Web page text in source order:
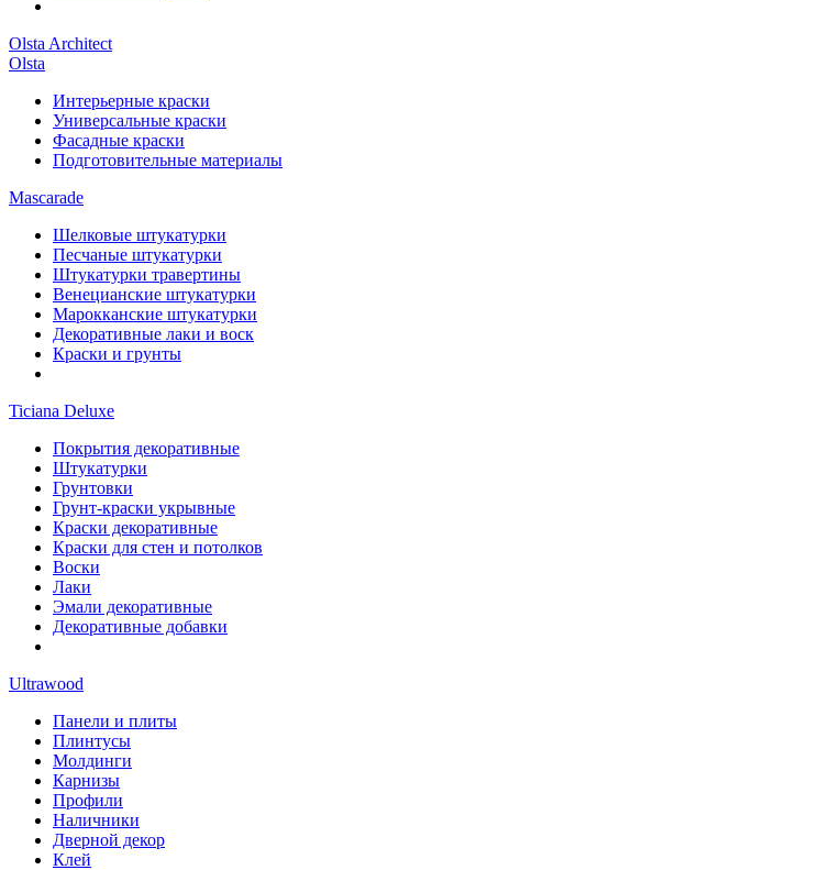
Olsta Architect
Olsta
Интерьерные краски
Универсальные краски
Фасадные краски
Подготовительные материалы
Mascarade
Шелковые штукатурки
Песчаные штукатурки
Штукатурки травертины
Венецианские штукатурки
Марокканские штукатурки
Декоративные лаки и воск
Краски и грунты
Ticiana Deluxe
Покрытия декоративные
Штукатурки
Грунтовки
Грунт-краски укрывные
Краски декоративные
Краски для стен и потолков
Воски
Лаки
Эмали декоративные
Декоративные добавки
Ultrawood
Панели и плиты
Плинтусы
Молдинги
Карнизы
Профили
Наличники
Дверной декор
Клей